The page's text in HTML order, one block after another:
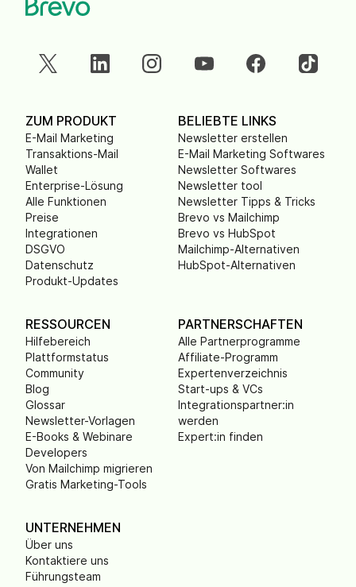
ZUM PRODUKT
E-Mail Marketing
Transaktions-Mail
Wallet
Enterprise-Lösung
Alle Funktionen
Preise
Integrationen
DSGVO
Datenschutz
Produkt-Updates
BELIEBTE LINKS
Newsletter erstellen
E-Mail Marketing Softwares
Newsletter Softwares
Newsletter tool
Newsletter Tipps & Tricks
Brevo vs Mailchimp
Brevo vs HubSpot
Mailchimp-Alternativen
HubSpot-Alternativen
RESSOURCEN
Hilfebereich
Plattformstatus
Community
Blog
Glossar
Newsletter-Vorlagen
E-Books & Webinare
Developers
Von Mailchimp migrieren
Gratis Marketing-Tools
PARTNERSCHAFTEN
Alle Partnerprogramme
Affiliate-Programm
Expertenverzeichnis
Start-ups & VCs
Integrationspartner:in
werden
Expert:in finden
UNTERNEHMEN
Über uns
Kontaktiere uns
Führungsteam